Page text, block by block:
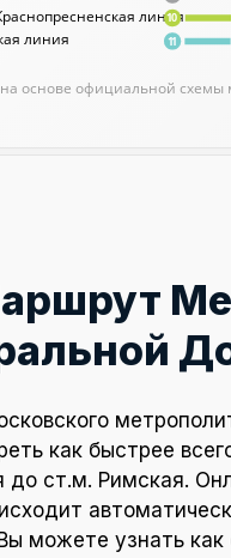
линия
линия
основе официальной схемы
10
11
как быстрее
до ст.м. Римская.
можете узнать как